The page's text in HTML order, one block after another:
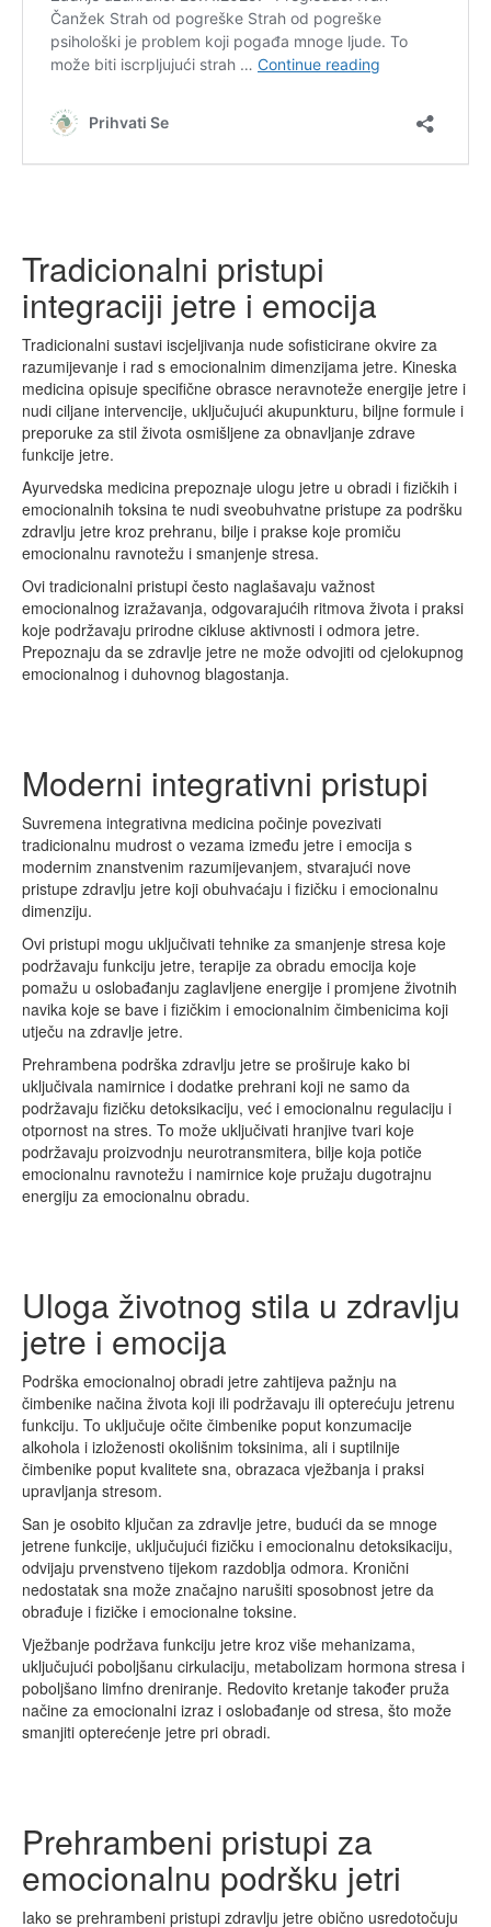
Tradicionalni pristupi
integraciji jetre i emocija
Tradicionalni sustavi iscjeljivanja nude sofisticirane okvire za
razumijevanje i rad s emocionalnim dimenzijama jetre. Kineska
medicina opisuje specifične obrasce neravnoteže energije jetre i
nudi ciljane intervencije, uključujući akupunkturu, biljne formule i
preporuke za stil života osmišljene za obnavljanje zdrave
funkcije jetre.
Ayurvedska medicina prepoznaje ulogu jetre u obradi i fizičkih i
emocionalnih toksina te nudi sveobuhvatne pristupe za podršku
zdravlju jetre kroz prehranu, bilje i prakse koje promiču
emocionalnu ravnotežu i smanjenje stresa.
Ovi tradicionalni pristupi često naglašavaju važnost
emocionalnog izražavanja, odgovarajućih ritmova života i praksi
koje podržavaju prirodne cikluse aktivnosti i odmora jetre.
Prepoznaju da se zdravlje jetre ne može odvojiti od cjelokupnog
emocionalnog i duhovnog blagostanja.
Moderni integrativni pristupi
Suvremena integrativna medicina počinje povezivati
tradicionalnu mudrost o vezama između jetre i emocija s
modernim znanstvenim razumijevanjem, stvarajući nove
pristupe zdravlju jetre koji obuhvaćaju i fizičku i emocionalnu
dimenziju.
Ovi pristupi mogu uključivati tehnike za smanjenje stresa koje
podržavaju funkciju jetre, terapije za obradu emocija koje
pomažu u oslobađanju zaglavljene energije i promjene životnih
navika koje se bave i fizičkim i emocionalnim čimbenicima koji
utječu na zdravlje jetre.
Prehrambena podrška zdravlju jetre se proširuje kako bi
uključivala namirnice i dodatke prehrani koji ne samo da
podržavaju fizičku detoksikaciju, već i emocionalnu regulaciju i
otpornost na stres. To može uključivati hranjive tvari koje
podržavaju proizvodnju neurotransmitera, bilje koja potiče
emocionalnu ravnotežu i namirnice koje pružaju dugotrajnu
energiju za emocionalnu obradu.
Uloga životnog stila u zdravlju
jetre i emocija
Podrška emocionalnoj obradi jetre zahtijeva pažnju na
čimbenike načina života koji ili podržavaju ili opterećuju jetrenu
funkciju. To uključuje očite čimbenike poput konzumacije
alkohola i izloženosti okolišnim toksinima, ali i suptilnije
čimbenike poput kvalitete sna, obrazaca vježbanja i praksi
upravljanja stresom.
San je osobito ključan za zdravlje jetre, budući da se mnoge
jetrene funkcije, uključujući fizičku i emocionalnu detoksikaciju,
odvijaju prvenstveno tijekom razdoblja odmora. Kronični
nedostatak sna može značajno narušiti sposobnost jetre da
obrađuje i fizičke i emocionalne toksine.
Vježbanje podržava funkciju jetre kroz više mehanizama,
uključujući poboljšanu cirkulaciju, metabolizam hormona stresa i
poboljšano limfno dreniranje. Redovito kretanje također pruža
načine za emocionalni izraz i oslobađanje od stresa, što može
smanjiti opterećenje jetre pri obradi.
Prehrambeni pristupi za
emocionalnu podršku jetri
Iako se prehrambeni pristupi zdravlju jetre obično usredotočuju